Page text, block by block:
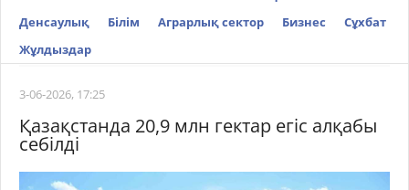
Денсаулық
Білім Аграрлық сектор Бизнес
Cұхбат
Жұлдыздар
3-06-2026, 17:25
Қазақстанда 20,9 млн гектар егіс алқабы
себілді